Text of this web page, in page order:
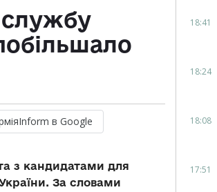
службу
в Google
з кандидатами для
За словами
18:41
18:24
18:08
17:51